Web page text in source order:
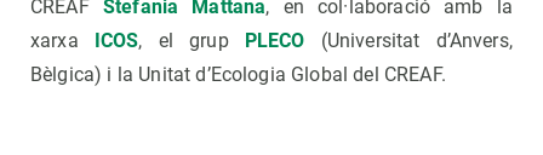
CREAF Stefania Mattana, en col·laboració amb la
xarxa
ICOS, el grup PLECO
(Universitat d’Anvers,
Bèlgica) i la Unitat d’Ecologia Global del CREAF.